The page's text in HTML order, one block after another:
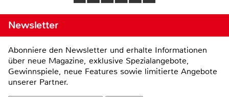
Newsletter
Abonniere den Newsletter und erhalte Informationen
über neue Magazine, exklusive Spezialangebote,
Gewinnspiele, neue Features sowie limitierte Angebote
unserer Partner.